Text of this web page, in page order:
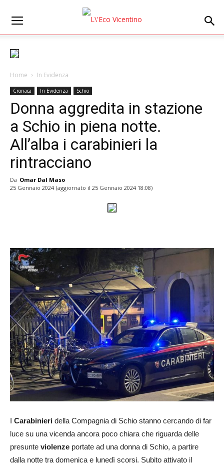
Home In Evidenza
Cronaca In Evidenza Schio
Donna aggredita in stazione
a Schio in piena notte.
All’alba i carabinieri la
rintracciano
Da Omar Dal Maso
25 Gennaio 2024 (aggiornato il 25 Gennaio 2024 18:08)
I Carabinieri della Compagnia di Schio stanno cercando di far
luce su una vicenda ancora poco chiara che riguarda delle
presunte violenze portate ad una donna di Schio, a partire
dalla notte tra domenica e lunedì scorsi. Subito attivato il